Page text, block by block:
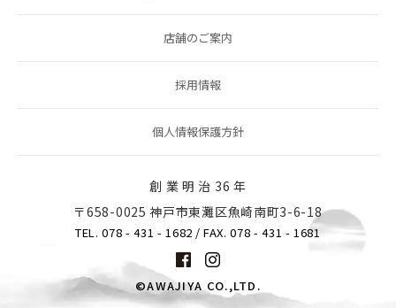
店舗のご案内
採用情報
個人情報保護方針
創 業 明 治 36 年
〒658-0025 神戸市東灘区魚崎南町3-6-18
TEL. 078 - 431 - 1682 / FAX. 078 - 431 - 1681
©AWAJIYA CO.,LTD.